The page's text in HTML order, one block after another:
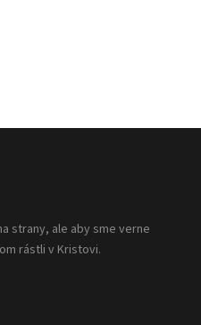
strany, ale aby sme verne
rástli v Kristovi.